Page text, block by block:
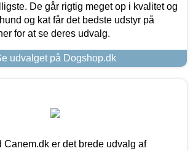
De går rigtig meget op i kvalitet og
og kat får det bedste udstyr på
for at se deres udvalg.
udvalget på Dogshop.dk
er det brede udvalg af